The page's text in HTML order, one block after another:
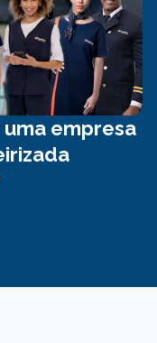
empresa